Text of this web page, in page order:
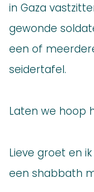
in Gaza
gewonde
een of
seidertafel.
Laten we hoop
Lieve groet en
een shabbath